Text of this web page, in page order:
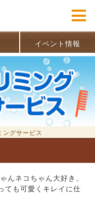
イベント情報
ングサービス
んネコちゃん大好き、
ても可愛くキレイに仕